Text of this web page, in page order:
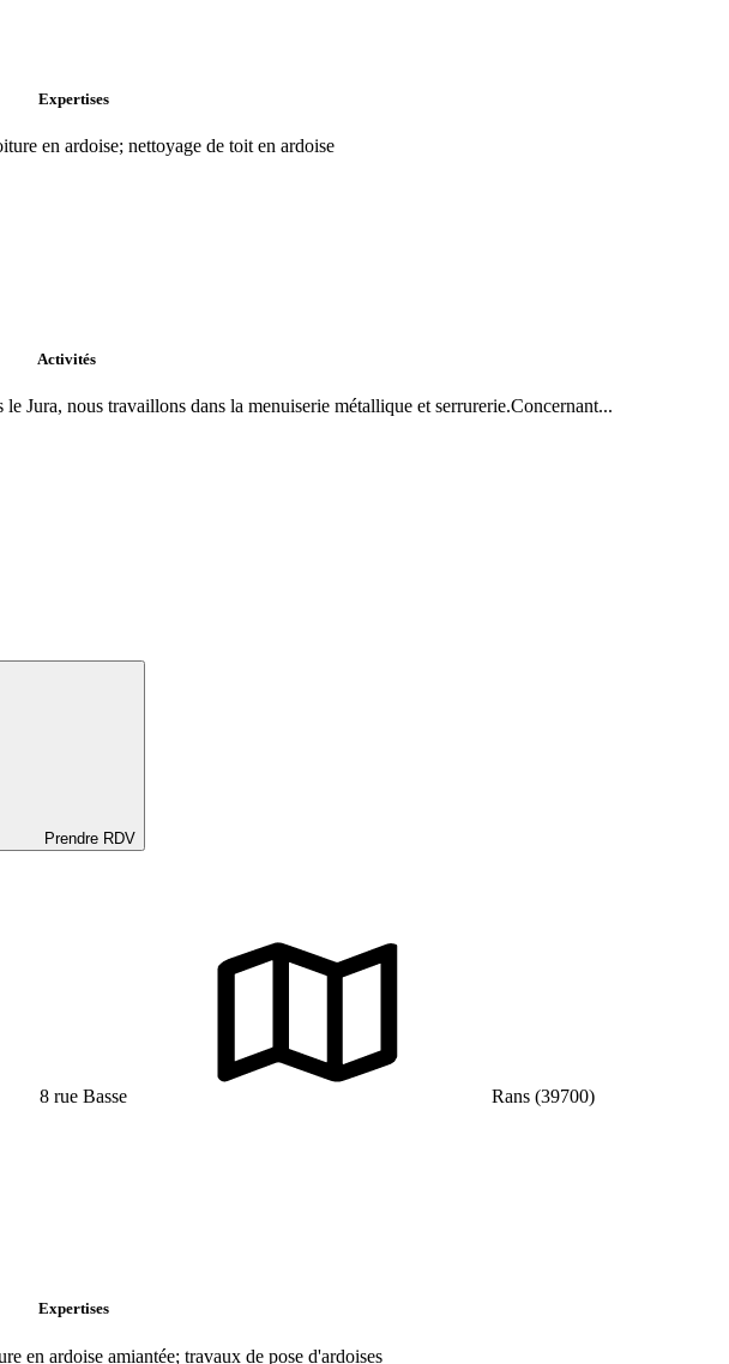
Expertises
en ardoise; nettoyage de toit en ardoise
Activités
Jura, nous travaillons dans la menuiserie métallique et serrurerie.Concernant...
Prendre RDV
8 rue Basse Rans (39700)
Expertises
en ardoise amiantée; travaux de pose d'ardoises